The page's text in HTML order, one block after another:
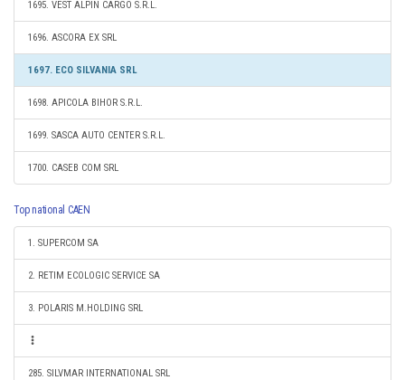
1695. VEST ALPIN CARGO S.R.L.
1696. ASCORA EX SRL
1697. ECO SILVANIA SRL
1698. APICOLA BIHOR S.R.L.
1699. SASCA AUTO CENTER S.R.L.
1700. CASEB COM SRL
Top national CAEN
1. SUPERCOM SA
2. RETIM ECOLOGIC SERVICE SA
3. POLARIS M.HOLDING SRL
285. SILVMAR INTERNATIONAL SRL